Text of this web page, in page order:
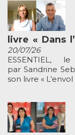
livre « Dans
20/07/26
ESSENTIEL,
par Sandrine
son livre «